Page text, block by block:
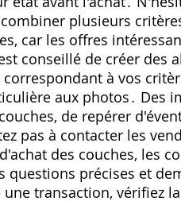
plusieurs
car les offres
conseillé de créer des
à vos
aux photos․ Des
de repérer
pas à contacter les
des couches‚ les
questions précises et
transaction‚ vérifiez